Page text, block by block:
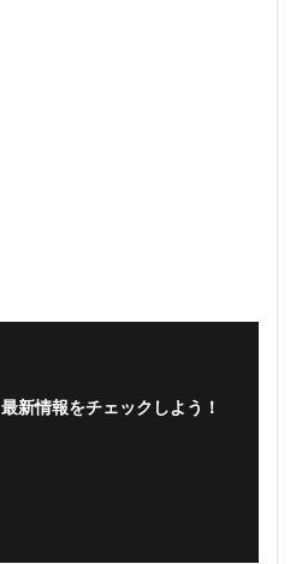
最新情報をチェックしよう！